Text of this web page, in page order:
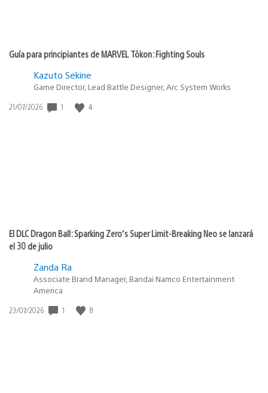
Guía para principiantes de MARVEL Tōkon: Fighting Souls
Kazuto Sekine
Game Director, Lead Battle Designer, Arc System Works
Fecha
21/07/2026 1 4
El DLC Dragon Ball: Sparking Zero’s Super Limit-Breaking Neo se lanzará
el 30 de julio
Zanda Ra
Associate Brand Manager, Bandai Namco Entertainment
America
Fecha
23/07/2026 1 8